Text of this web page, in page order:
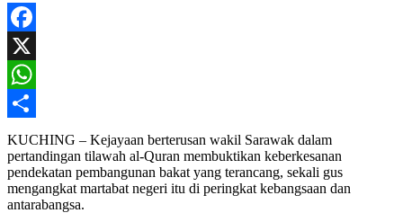
Facebook
X
WhatsApp
Share
KUCHING – Kejayaan berterusan wakil Sarawak dalam
pertandingan tilawah al-Quran membuktikan keberkesanan
pendekatan pembangunan bakat yang terancang, sekali gus
mengangkat martabat negeri itu di peringkat kebangsaan dan
antarabangsa.